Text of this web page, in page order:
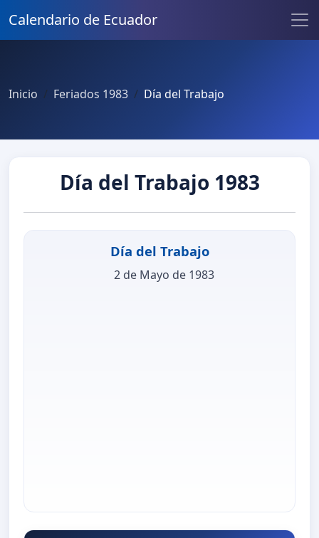
Calendario de Ecuador
Inicio Feriados 1983 Día del Trabajo
Día del Trabajo 1983
Día del Trabajo
2 de Mayo de 1983